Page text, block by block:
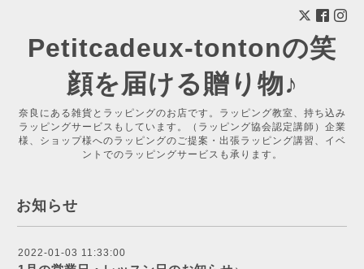
Petitcadeux-tontonの笑
顔を届ける贈り物♪
奈良にある雑貨とラッピングのお店です。ラッピング教室、持ち込み
ラッピングサービスもしています。（ラッピング協会認定講師）企業
様、ショップ様へのラッピングのご提案・出張ラッピング講習、イベ
ントでのラッピングサービスも承ります。
お知らせ
2022-01-03 11:33:00